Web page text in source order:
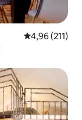
Gemiddelde
4,96 (211)